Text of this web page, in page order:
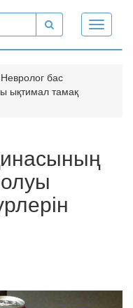
Toggle
бас
ықтимал тамақ